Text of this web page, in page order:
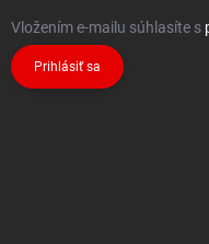
Vložením e-mailu súhlasíte s
Prihlásiť sa